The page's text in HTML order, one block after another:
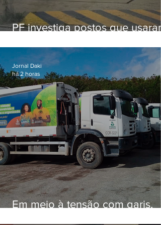
PF investiga postos que usaram
secretário morto em 2020
Em meio à tensão com garis,
Jornal Daki
há 2 horas